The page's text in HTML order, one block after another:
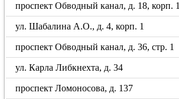
проспект Обводный канал, д. 18, корп. 1
ул. Шабалина А.О., д. 4, корп. 1
проспект Обводный канал, д. 36, стр. 1
ул. Карла Либкнехта, д. 34
проспект Ломоносова, д. 137